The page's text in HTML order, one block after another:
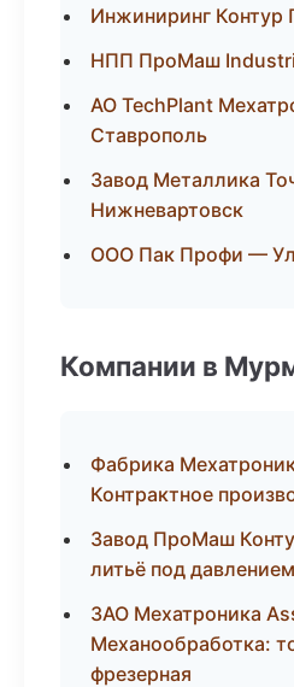
Инжиниринг
НПП ПроМаш
АО TechPlant
Ставрополь
Завод Металлика
Нижневартовск
ООО Пак Профи —
Компании в
Фабрика
Контрактное
Завод ПроМаш
литьё под давлением
ЗАО Мехатроника
Механообработка:
фрезерная